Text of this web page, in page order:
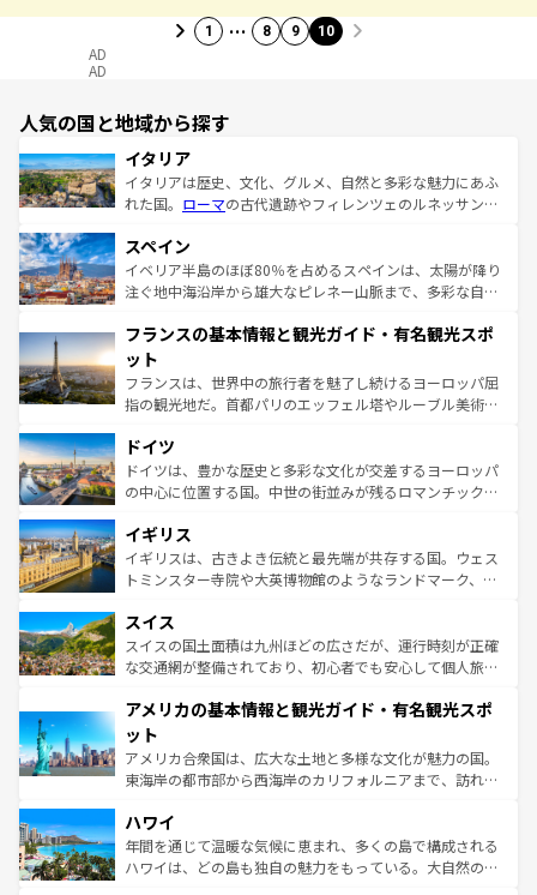
1 … 8 9 10
AD
AD
人気の国と地域から探す
イタリア
イタリアは歴史、文化、グルメ、自然と多彩な魅力にあふ
れた国。 ローマの古代遺跡やフィレンツェのルネッサンス
ろん、トスカーナの美しい田園風景やアマルフィ海岸の絶
景など、自然景観も見逃せない。観光の合間には、本場の
ピザやパスタなど、絶品のイタリア料理を堪能することも
ませてくれるイタリアで、忘れられない旅をしてみよう！
なお、新着のイタリア情報は
しい。
スペイン
イベリア半島のほぼ80％を占めるスペインは、太陽が降り
注ぐ地中海沿岸から雄大なピレネー山脈まで、多彩な自然
文化が根付くこの国では、情熱的なフラメンコ、熱気あふ
れる闘牛、そして美味しいタパスが生活の一部となってい
る。首都マドリードの洗練された雰囲気や、バルセロナの
アートに溢れた街角から、地方では古代ローマ遺跡や中世
せる。地方によって風土や気候が異なるスペインはその個
性で訪れる人を魅了する。 なお、新着のスペイン情報は コ
ンテンツ一覧を参照してほしい。
フランスの基本情報と観光ガイド・有名観光スポ
ット
フランスは、世界中の旅行者を魅了し続けるヨーロッパ屈
指の観光地だ。首都パリのエッフェル塔やルーブル美術館
で、幅広い魅力が詰まっている。華麗な宮殿、歴史的な大
聖堂、美しいビーチ、そして豊かな自然が、訪れる者を心
から魅了する。また、フランスは美食の国としても知ら
いる。シャンパンの発祥地であるランス、プロヴァンスの
香り高いラベンダー畑など、多彩な楽しみ方が可能だ。さ
らに、パリ以外の地域にも魅力が溢れており、どの街角に
れる地方に足を運ぶとそれぞれで全く異なる文化を体験で
きるだろう。 なお、新着のフランス情報はコンテンツ一覧
を参照してほしい。
ドイツ
ドイツは、豊かな歴史と多彩な文化が交差するヨーロッパ
の中心に位置する国。中世の街並みが残るロマンチック街
顔を持つこの国は、どこを歩いても飽きることがない。ベ
ルリンの文化的活気、バイエルン州のアルプスの絶景、そ
してライン川沿いのワイン畑といった風景は必見。ビール
は、お酒好きな人にはぜひ体験してほしい。 なお、新着の
ドイツ情報はコンテンツ一覧を参照してほしい。
イギリス
イギリスは、古きよき伝統と最先端が共存する国。ウェス
トミンスター寺院や大英博物館のようなランドマーク、歴
リアごとに異なる魅力がある。また、優雅なアフタヌーン
ティー、ビール好きにはたまらない英国パブ、サッカー観
戦など、本場だからこそできる体験も豊富。イギリスを旅
ンツ一覧を参照してほしい。
スイス
スイスの国土面積は九州ほどの広さだが、運行時刻が正確
な交通網が整備されており、初心者でも安心して個人旅行
の建物がそのまま残る町や、スイスならではのユニークな
博物館もあり、アルプス観光だけでなく町歩きも満喫する
ことができる。国民の所得が高いため物価も高いが、旅行
者向けの交通パス提供のサービスもあり、うまく活用すれ
着のスイス情報は
アメリカの基本情報と観光ガイド・有名観光スポ
ット
アメリカ合衆国は、広大な土地と多様な文化が魅力の国。
東海岸の都市部から西海岸のカリフォルニアまで、訪れる
のような巨大都市は、観光、ショッピング、エンターテイ
ンメントが詰まった刺激的なスポットだ。一方、アメリカ
西部には大自然が広がり、グランドキャニオンやイエロー
ハワイ
年間を通じて温暖な気候に恵まれ、多くの島で構成される
ハワイは、どの島も独自の魅力をもっている。大自然の神